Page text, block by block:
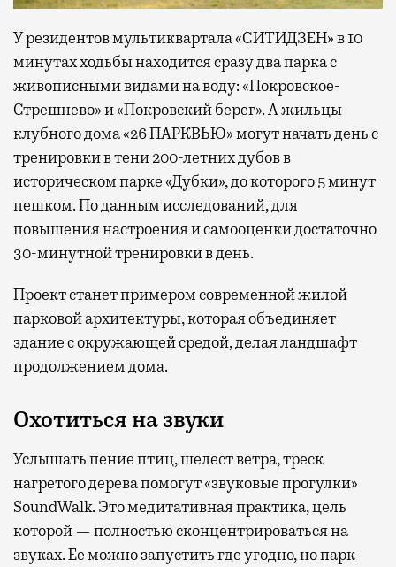
У резидентов мультиквартала «СИТИДЗЕН» в 10
минутах ходьбы находится сразу два парка с
живописными видами на воду: «Покровское-
Стрешнево» и «Покровский берег». А жильцы
клубного дома «26 ПАРКВЬЮ» могут начать день с
тренировки в тени 200-летних дубов в
историческом парке «Дубки», до которого 5 минут
пешком. По данным исследований, для
повышения настроения и самооценки достаточно
30-минутной тренировки в день.
Проект станет примером современной жилой
парковой архитектуры, которая объединяет
здание с окружающей средой, делая ландшафт
продолжением дома.
Охотиться на звуки
Услышать пение птиц, шелест ветра, треск
нагретого дерева помогут «звуковые прогулки»
SoundWalk. Это медитативная практика, цель
которой — полностью сконцентрироваться на
звуках. Ее можно запустить где угодно, но парк